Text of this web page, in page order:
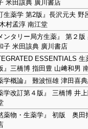
米田該典 廣川書店
生薬学 第2版』長沢元夫 野
村孟淳 南江堂
ンタリー局方生薬』 第２版
子 米田該典 廣川書店
ESSENTIALS 生
』三橋博 指田豊 山﨑和男
学概論』 難波恒雄 津田喜
学改訂第４版』 三橋博 井
薬物・生薬学』 初版 奥田